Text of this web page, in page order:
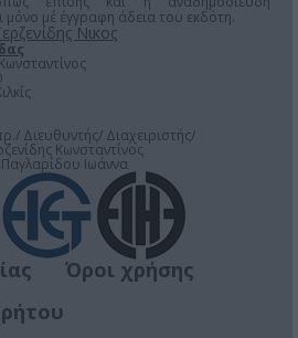
μέ έγγραφη άδεια του εκδότη.
Νικος
Διευθυντής/ Διαχειριστής/
Κωνσταντίνος
Ιωάννα
Όροι χρήσης